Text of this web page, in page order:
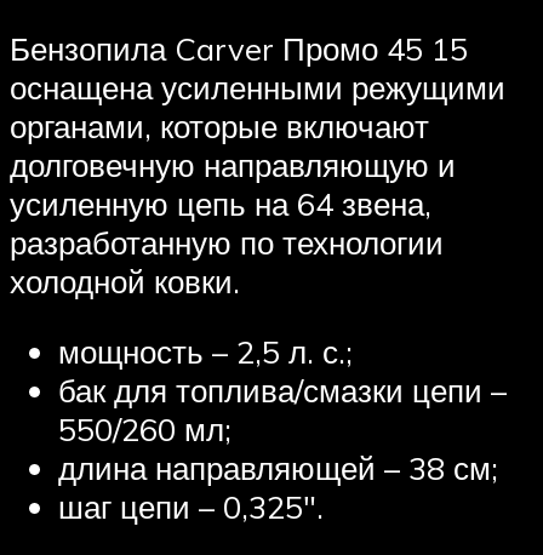
Бензопила Carver Промо 45 15
оснащена усиленными режущими
органами, которые включают
долговечную направляющую и
усиленную цепь на 64 звена,
разработанную по технологии
холодной ковки.
мощность – 2,5 л. с.;
бак для топлива/смазки цепи –
550/260 мл;
длина направляющей – 38 см;
шаг цепи – 0,325″.